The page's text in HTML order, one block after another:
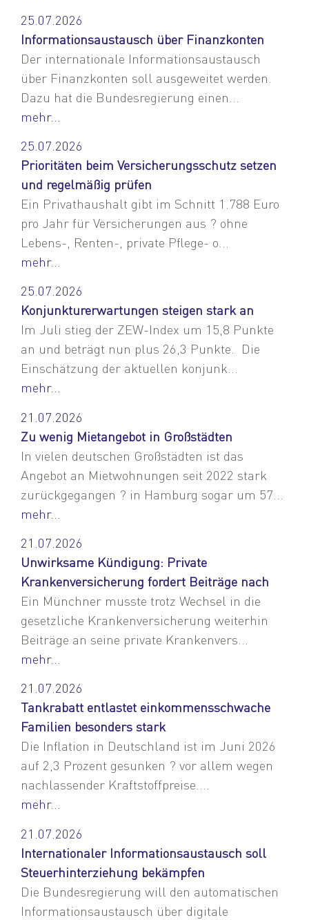
25.07.2026
Informationsaustausch über Finanzkonten
Der internationale Informationsaustausch
über Finanzkonten soll ausgeweitet werden.
Dazu hat die Bundesregierung einen...
mehr...
25.07.2026
Prioritäten beim Versicherungsschutz setzen
und regelmäßig prüfen
Ein Privathaushalt gibt im Schnitt 1.788 Euro
pro Jahr für Versicherungen aus ? ohne
Lebens-, Renten-, private Pflege- o...
mehr...
25.07.2026
Konjunkturerwartungen steigen stark an
Im Juli stieg der ZEW-Index um 15,8 Punkte
an und beträgt nun plus 26,3 Punkte. Die
Einschätzung der aktuellen konjunk...
mehr...
21.07.2026
Zu wenig Mietangebot in Großstädten
In vielen deutschen Großstädten ist das
Angebot an Mietwohnungen seit 2022 stark
zurückgegangen ? in Hamburg sogar um 57...
mehr...
21.07.2026
Unwirksame Kündigung: Private
Krankenversicherung fordert Beiträge nach
Ein Münchner musste trotz Wechsel in die
gesetzliche Krankenversicherung weiterhin
Beiträge an seine private Krankenvers...
mehr...
21.07.2026
Tankrabatt entlastet einkommensschwache
Familien besonders stark
Die Inflation in Deutschland ist im Juni 2026
auf 2,3 Prozent gesunken ? vor allem wegen
nachlassender Kraftstoffpreise....
mehr...
21.07.2026
Internationaler Informationsaustausch soll
Steuerhinterziehung bekämpfen
Die Bundesregierung will den automatischen
Informationsaustausch über digitale